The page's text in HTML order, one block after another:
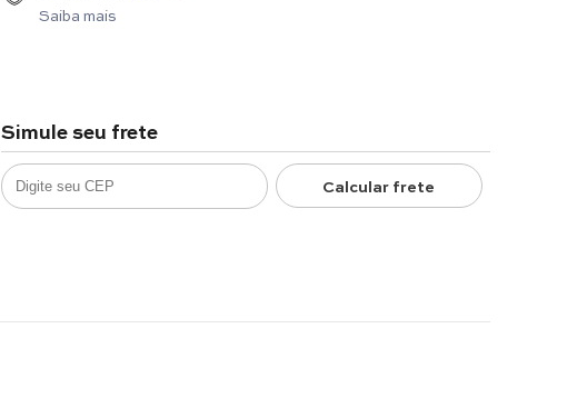
Saiba mais
Simule seu frete
Calcular frete